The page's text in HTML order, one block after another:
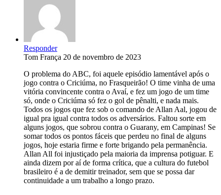
Responder
Tom França 20 de novembro de 2023
O problema do ABC, foi aquele episódio lamentável após o
jogo contra o Criciúma, no Frasqueirão! O time vinha de uma
vitória convincente contra o Avaí, e fez um jogo de um time
só, onde o Criciúma só fez o gol de pênalti, e nada mais.
Todos os jogos que fez sob o comando de Allan Aal, jogou de
igual pra igual contra todos os adversários. Faltou sorte em
alguns jogos, que sobrou contra o Guarany, em Campinas! Se
somar todos os pontos fáceis que perdeu no final de alguns
jogos, hoje estaria firme e forte brigando pela permanência.
Allan All foi injustiçado pela maioria da imprensa potiguar. E
ainda dizem por aí de forma crítica, que a cultura do futebol
brasileiro é a de demitir treinador, sem que se possa dar
continuidade a um trabalho a longo prazo.